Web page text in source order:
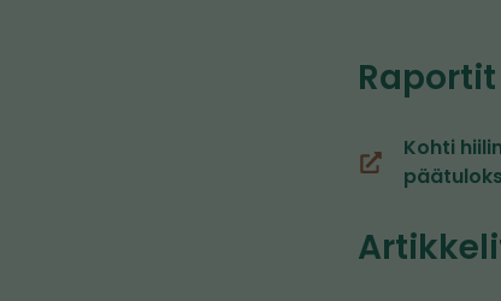
Raportit
Kohti
(siirryt
palveluun)